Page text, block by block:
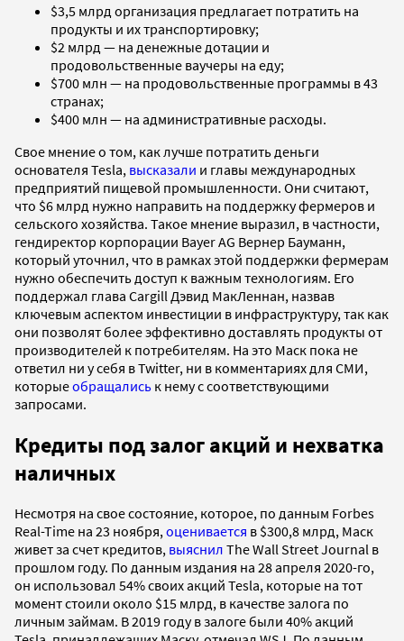
$3,5 млрд организация предлагает потратить на
продукты и их транспортировку;
$2 млрд — на денежные дотации и
продовольственные ваучеры на еду;
$700 млн — на продовольственные программы в 43
странах;
$400 млн — на административные расходы.
Свое мнение о том, как лучше потратить деньги
основателя Tesla, высказали и главы международных
предприятий пищевой промышленности. Они считают,
что $6 млрд нужно направить на поддержку фермеров и
сельского хозяйства. Такое мнение выразил, в частности,
гендиректор корпорации Bayer AG Вернер Бауманн,
который уточнил, что в рамках этой поддержки фермерам
нужно обеспечить доступ к важным технологиям. Его
поддержал глава Cargill Дэвид МакЛеннан, назвав
ключевым аспектом инвестиции в инфраструктуру, так как
они позволят более эффективно доставлять продукты от
производителей к потребителям. На это Маск пока не
ответил ни у себя в Twitter, ни в комментариях для СМИ,
которыеобращались к нему с соответствующими
запросами.
Кредиты под залог акций и нехватка
наличных
Несмотря на свое состояние, которое, по данным Forbes
Real-Time на 23 ноября,оценивается в $300,8 млрд, Маск
живет за счет кредитов, выяснил The Wall Street Journal в
прошлом году. По данным издания на 28 апреля 2020-го,
он использовал 54% своих акций Tesla, которые на тот
момент стоили около $15 млрд, в качестве залога по
личным займам. В 2019 году в залоге были 40% акций